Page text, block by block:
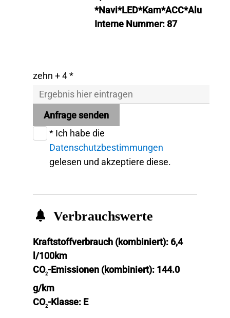
*Navi*LED*Kam*ACC*Alu
Interne Nummer: 87
zehn + 4 *
Anfrage senden
* Ich habe die
Datenschutzbestimmungen
gelesen und akzeptiere diese.
Verbrauchswerte
Kraftstoffverbrauch (kombiniert): 6,4
l/100km
CO2-Emissionen (kombiniert): 144.0
g/km
CO2-Klasse: E